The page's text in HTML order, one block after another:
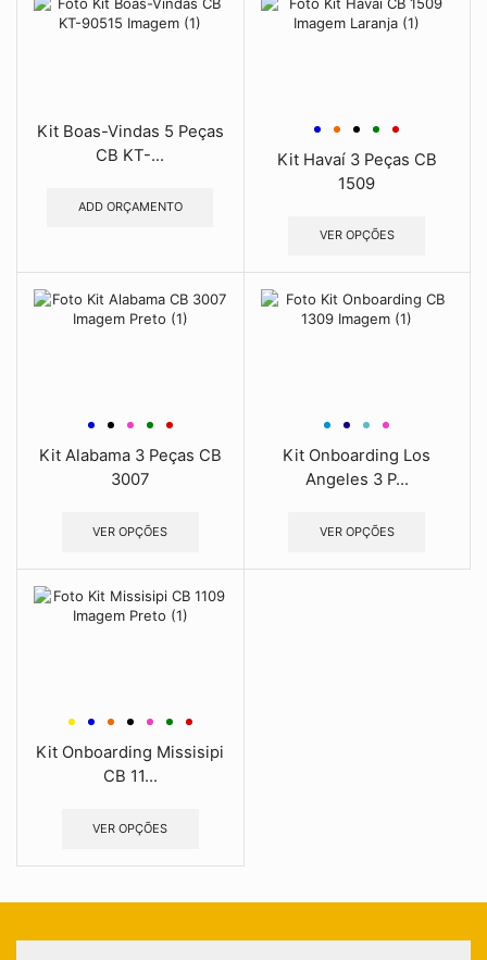
Kit Boas-Vindas 5 Peças
CB KT-...
ADD ORÇAMENTO
Kit Havaí 3 Peças CB
1509
VER OPÇÕES
Kit Alabama 3 Peças CB
3007
VER OPÇÕES
Kit Onboarding Los
Angeles 3 P...
VER OPÇÕES
Kit Onboarding Missisipi
CB 11...
VER OPÇÕES